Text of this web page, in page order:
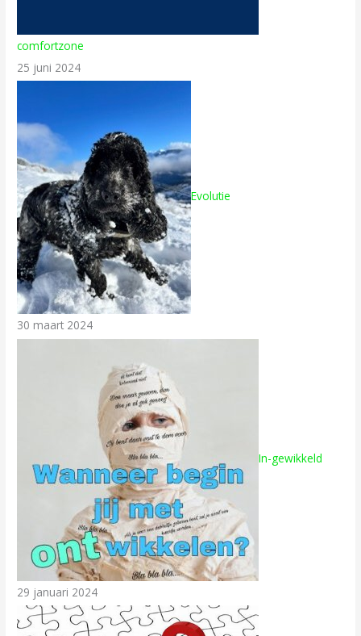
comfortzone
25 juni 2024
Evolutie
30 maart 2024
In-gewikkeld
29 januari 2024